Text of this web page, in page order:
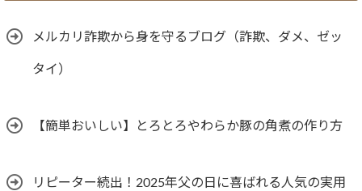
メルカリ詐欺から身を守るブログ（詐欺、ダメ、ゼッ
タイ）
【簡単おいしい】とろとろやわらか豚の角煮の作り方
リピーター続出！2025年父の日に喜ばれる人気の実用